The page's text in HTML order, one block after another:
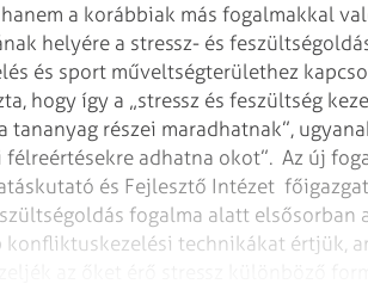
a korábbiak más fogalmakkal
helyére a stressz- és
és sport műveltségterülethez
hogy így a „stressz és feszültség
tananyag részei maradhatnak”,
adhatna okot”. Az új
és Fejlesztő Intézet
fogalma alatt elsősorban
technikákat értjük,